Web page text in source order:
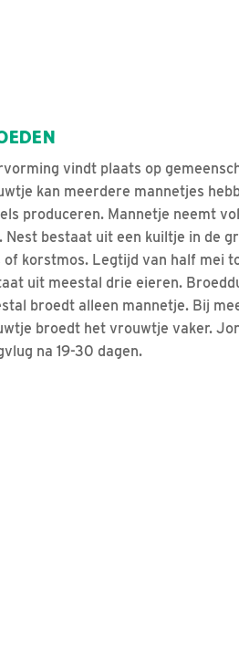
vindt plaats op
kan meerdere mannetjes
produceren. Mannetje neemt
Nest bestaat uit een kuiltje in de
of korstmos. Legtijd van half mei
uit meestal drie eieren.
broedt alleen mannetje. Bij
broedt het vrouwtje vaker.
na 19-30 dagen.